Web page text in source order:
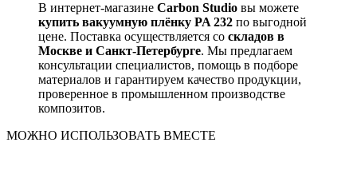
В интернет-магазине Carbon Studio вы можете
купить вакуумную плёнку PA 232 по выгодной
цене. Поставка осуществляется со складов в
Москве и Санкт-Петербурге. Мы предлагаем
консультации специалистов, помощь в подборе
материалов и гарантируем качество продукции,
проверенное в промышленном производстве
композитов.
МОЖНО ИСПОЛЬЗОВАТЬ ВМЕСТЕ